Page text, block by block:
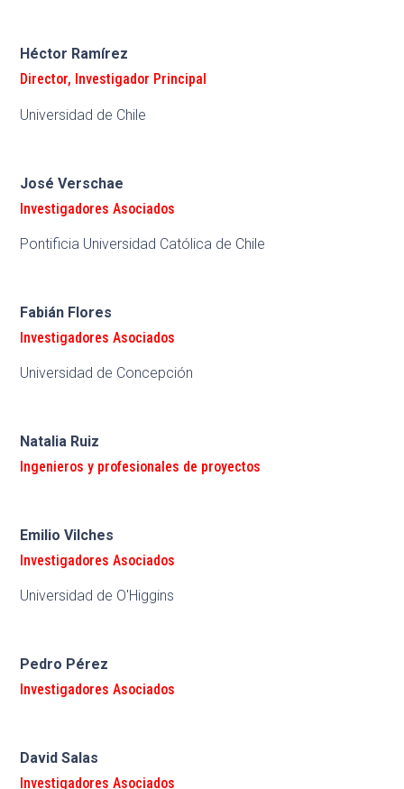
Héctor Ramírez
Director, Investigador Principal
Universidad de Chile
José Verschae
Investigadores Asociados
Pontificia Universidad Católica de Chile
Fabián Flores
Investigadores Asociados
Universidad de Concepción
Natalia Ruiz
Ingenieros y profesionales de proyectos
Emilio Vilches
Investigadores Asociados
Universidad de O'Higgins
Pedro Pérez
Investigadores Asociados
David Salas
Investigadores Asociados